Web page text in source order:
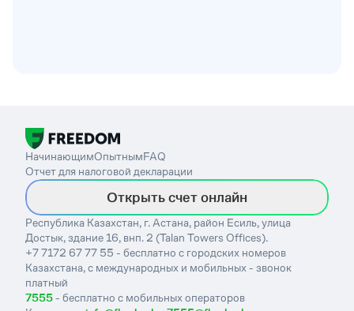
НачинающимОпытнымFAQ
Отчет для налоговой декларации
Открыть счет онлайн
Республика Казахстан, г. Астана, район Есиль, улица
Достык, здание 16, внп. 2 (Talan Towers Offices).
+7 7172 67 77 55 - бесплатно с городских номеров
Казахстана, с международных и мобильных - звонок
платный
7555- бесплатно с мобильных операторов